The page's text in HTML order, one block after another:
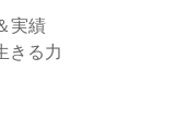
実績
きる力